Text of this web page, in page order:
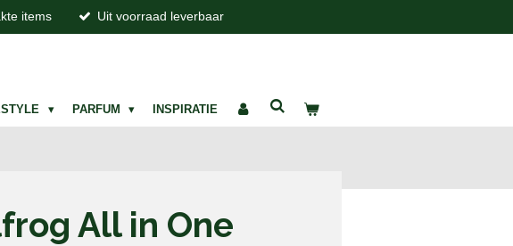
items Uit voorraad leverbaar
PARFUM INSPIRATIE
All in One